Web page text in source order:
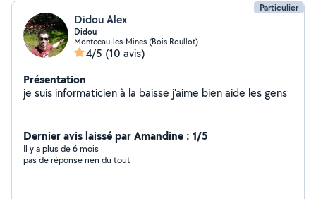
Particulier
Didou Alex
Didou
Montceau-les-Mines (Bois Roullot)
4/5 (10 avis)
Présentation
je suis informaticien à la baisse j'aime bien aide les gens
Dernier avis laissé par Amandine : 1/5
Il y a plus de 6 mois
pas de réponse rien du tout